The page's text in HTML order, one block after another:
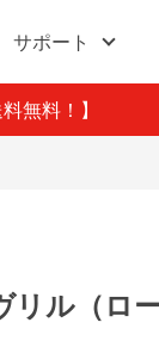
サポート
無料！】
ル（ロ